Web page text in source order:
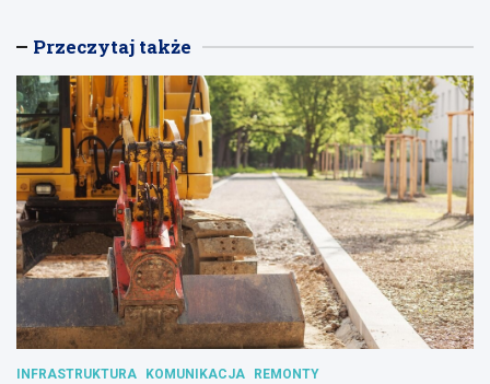
Przeczytaj także
INFRASTRUKTURA KOMUNIKACJA REMONTY